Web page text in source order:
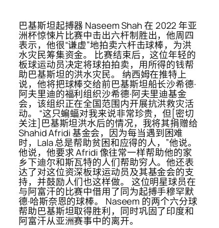
巴基斯坦起搏器 Naseem Shah 在 2022 年亚
洲杯惊悚片比赛中击出六杆制胜出，他周四
表示，他很“谦虚”地拍卖六杆击球棒，为洪
水灾民筹集资金。 比赛结束后，这位年轻的
板球运动员决定将球拍拍卖，用所得的钱帮
助巴基斯坦的洪水灾民。 纳西姆在推特上
说，他将把球棒交给前巴基斯坦船长沙希德·
阿夫里迪的福利组织沙希德·阿夫里迪基金
会，该组织正在全国范围内开展抗洪救灾活
动。 “这只蝙蝠对我来说非常珍贵，但[密切
关注]巴基斯坦洪水后的情况，我将其捐赠给
Shahid Afridi 基金会，因为每当遇到困难
时，Lala 总是帮助贫困和应得的人，”他说。
他说，他要求 Afridi 像往常一样帮助他的家
乡下迪尔和斯瓦特的人们帮助穷人。他还表
达了对这位资深板球运动员及其基金会的支
持，并鼓励人们也这样做。 这位明星球员在
与阿富汗的比赛中借用了同为起搏手穆罕默
德·哈斯奈恩的球棒。 Naseem 的两个六分球
帮助巴基斯坦取得胜利，同时巩固了印度和
阿富汗从亚洲赛事中的离开。